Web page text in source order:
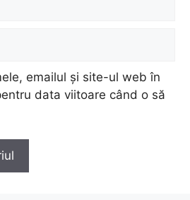
emailul și site-ul web în
data viitoare când o să